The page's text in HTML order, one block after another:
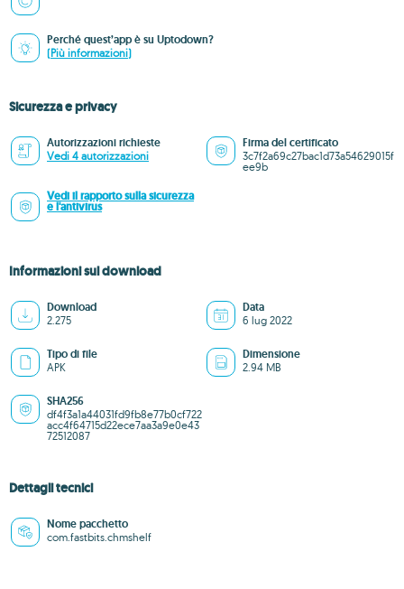
Perché quest’app è su Uptodown?
(Più informazioni)
Sicurezza e privacy
Autorizzazioni richieste
Vedi 4 autorizzazioni
Firma del certificato
3c7f2a69c27bac1d73a54629015f
ee9b
Vedi il rapporto sulla sicurezza
e l'antivirus
Informazioni sul download
Download
2.275
Data
6 lug 2022
Tipo di file
APK
Dimensione
2.94 MB
SHA256
df4f3a1a44031fd9fb8e77b0cf722
acc4f64715d22ece7aa3a9e0e43
72512087
Dettagli tecnici
Nome pacchetto
com.fastbits.chmshelf